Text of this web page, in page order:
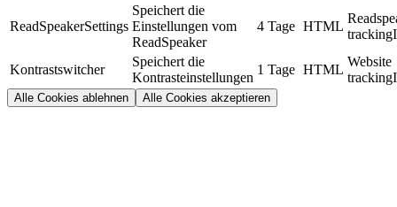
ReadSpeakerSettings
Speichert die
Einstellungen vom
ReadSpeaker
4 Tage HTML
Kontrastswitcher
Speichert die
Kontrasteinstellungen
1 Tage HTML
Website
Alle Cookies ablehnen Alle Cookies akzeptieren